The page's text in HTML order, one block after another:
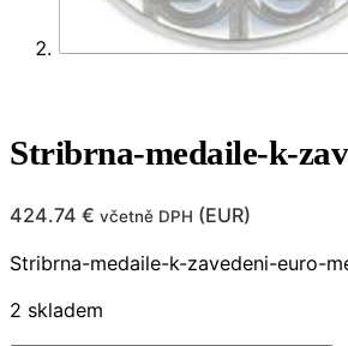
Stribrna-medaile-k-
424.74 € včetně DPH (EUR)
Stribrna-medaile-k-zavedeni-euro-
2 skladem